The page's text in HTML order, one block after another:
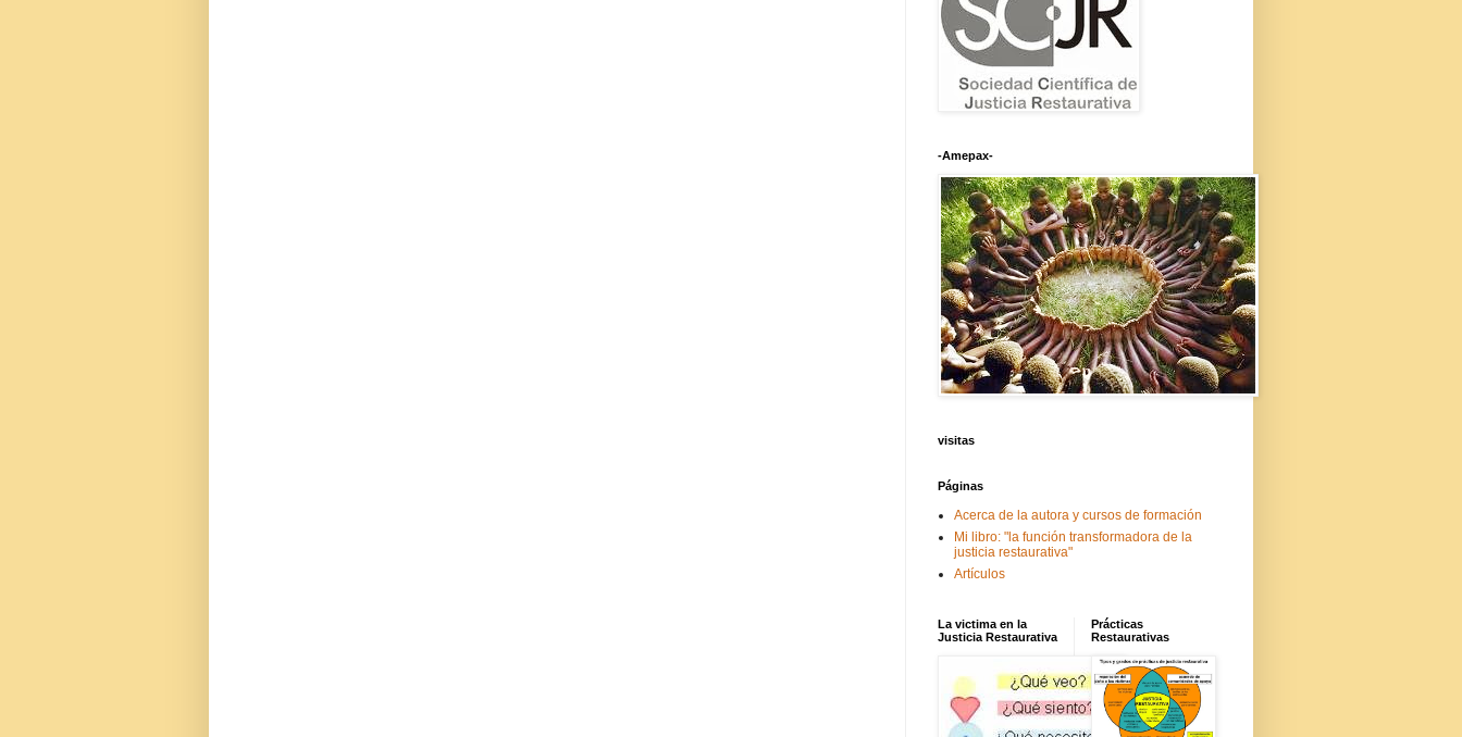
-Amepax-
visitas
Páginas
Acerca de la autora y cursos de formación
Mi libro: "la función transformadora de la
justicia restaurativa"
Artículos
La victima en la
Justicia Restaurativa
Prácticas
Restaurativas